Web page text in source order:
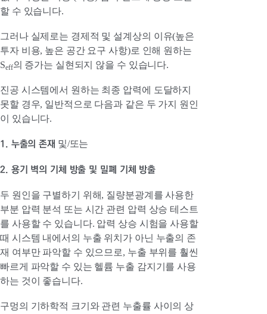
할 수 있습니다.
그러나 실제로는 경제적 및 설계상의 이유(높은
투자 비용, 높은 공간 요구 사항)로 인해 원하는
Seff의 증가는 실현되지 않을 수 있습니다.
진공 시스템에서 원하는 최종 압력에 도달하지
못할 경우, 일반적으로 다음과 같은 두 가지 원인
이 있습니다.
1. 누출의 존재 및/또는
2. 용기 벽의 기체 방출 및 밀폐 기체 방출
두 원인을 구별하기 위해, 질량분광계를 사용한
부분 압력 분석 또는 시간 관련 압력 상승 테스트
를 사용할 수 있습니다. 압력 상승 시험을 사용할
때 시스템 내에서의 누출 위치가 아닌 누출의 존
재 여부만 파악할 수 있으므로, 누출 부위를 훨씬
빠르게 파악할 수 있는 헬륨 누출 감지기를 사용
하는 것이 좋습니다.
구멍의 기하학적 크기와 관련 누출률 사이의 상